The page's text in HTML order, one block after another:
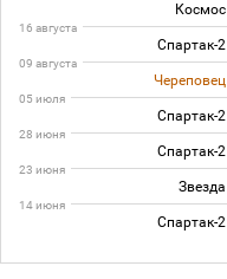
Космос
16 августа
Спартак-2
09 августа
Череповец
05 июля
Спартак-2
28 июня
Спартак-2
23 июня
Звезда
14 июня
Спартак-2